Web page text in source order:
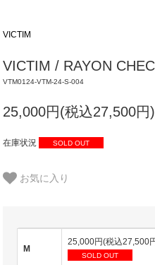
VICTIM
VICTIM / RAYON
VTM0124-VTM-24-S-004
25,000円(税込27,500円)
在庫状況 SOLD OUT
お気に入り
M
25,000円(税込27,500
SOLD OUT